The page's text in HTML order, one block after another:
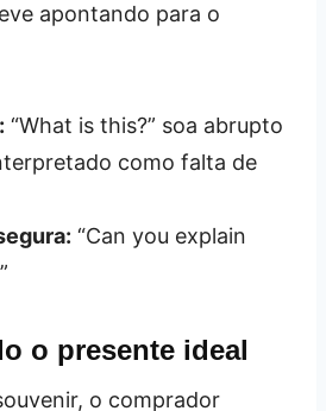
apontando para o
“What is this?” soa abrupto
como falta de
“Can you explain
o presente ideal
o comprador